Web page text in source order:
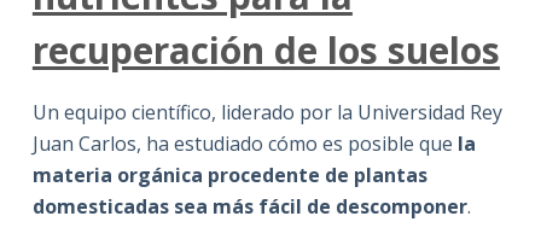
recuperación de los suelos
Un equipo científico, liderado por la Universidad Rey
Juan Carlos, ha estudiado cómo es posible que la
materia orgánica procedente de plantas
domesticadas sea más fácil de descomponer.